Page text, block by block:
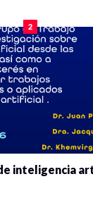
2
inteligencia